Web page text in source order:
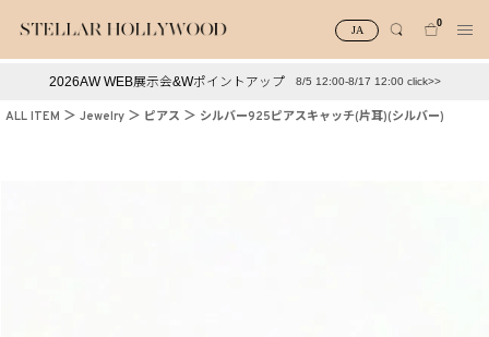
JA
0
2026AW WEB展示会&Wポイントアップ 8/5 12:00-8/17 12:00 click>>
ALL ITEM Jewelry ピアス シルバー925ピアスキャッチ(片耳)(シルバー)